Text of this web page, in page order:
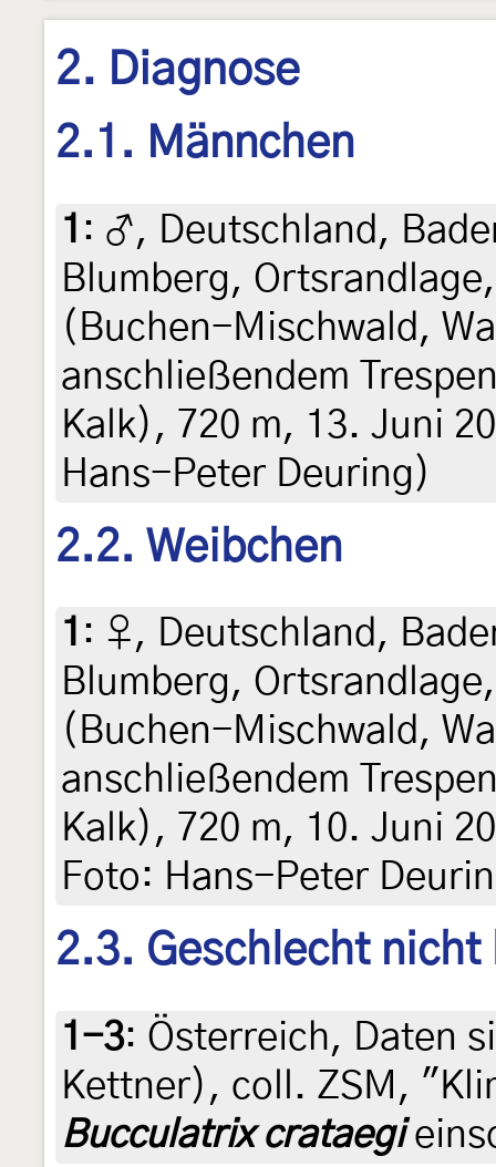
2. Diagnose
2.1. Männchen
1 : ♂, Deutschland,
Blumberg,
(Buchen-Mischwald,
anschließendem
Kalk), 720 m, 13. Juni
Hans-Peter Deuring)
2.2. Weibchen
1 : ♀, Deutschland,
Blumberg,
(Buchen-Mischwald,
anschließendem
Kalk), 720 m, 10. Juni
Foto: Hans-Peter
2.3. Geschlecht nicht
1-3: Österreich, Daten
Kettner), coll. ZSM,
Bucculatrix crataegi